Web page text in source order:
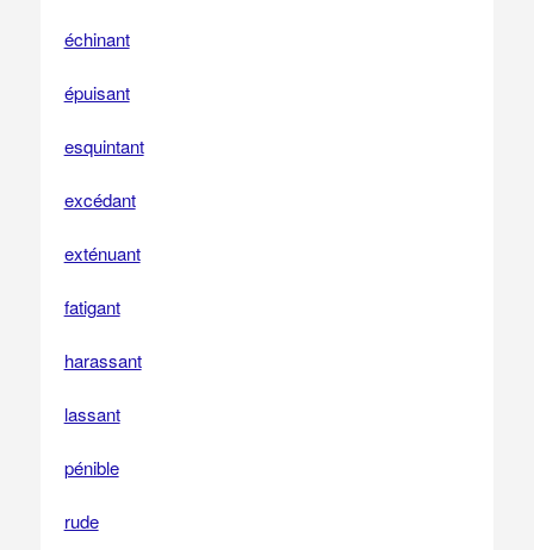
échinant
épuisant
esquintant
excédant
exténuant
fatigant
harassant
lassant
pénible
rude